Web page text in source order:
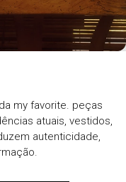
my favorite. peças
atuais, vestidos,
autenticidade,